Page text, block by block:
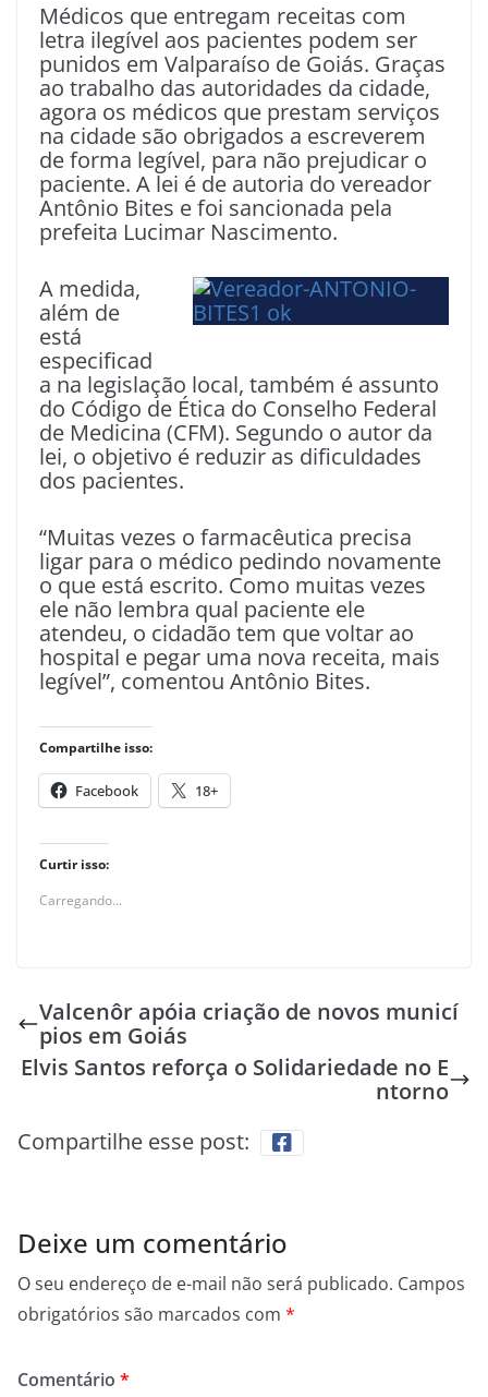
Médicos que entregam receitas com
letra ilegível aos pacientes podem ser
punidos em Valparaíso de Goiás. Graças
ao trabalho das autoridades da cidade,
agora os médicos que prestam serviços
na cidade são obrigados a escreverem
de forma legível, para não prejudicar o
paciente. A lei é de autoria do vereador
Antônio Bites e foi sancionada pela
prefeita Lucimar Nascimento.
A medida,
além de
está
especificad
a na legislação local, também é assunto
do Código de Ética do Conselho Federal
de Medicina (CFM). Segundo o autor da
lei, o objetivo é reduzir as dificuldades
dos pacientes.
“Muitas vezes o farmacêutica precisa
ligar para o médico pedindo novamente
o que está escrito. Como muitas vezes
ele não lembra qual paciente ele
atendeu, o cidadão tem que voltar ao
hospital e pegar uma nova receita, mais
legível”, comentou Antônio Bites.
Compartilhe isso:
Facebook 18+
Curtir isso:
Carregando...
Valcenôr apóia criação de novos municí
pios em Goiás
Elvis Santos reforça o Solidariedade no E
ntorno
Compartilhe esse post:
Deixe um comentário
O seu endereço de e-mail não será publicado. Campos
obrigatórios são marcados com *
Comentário *